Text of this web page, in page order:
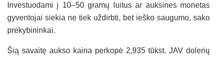
Investuodami į 10–50 gramų luitus ar auksines monetas
gyventojai siekia ne tiek uždirbti, bet ieško saugumo, sako
prekybininkai.
Šią savaitę aukso kaina perkopė 2,935 tūkst. JAV dolerių